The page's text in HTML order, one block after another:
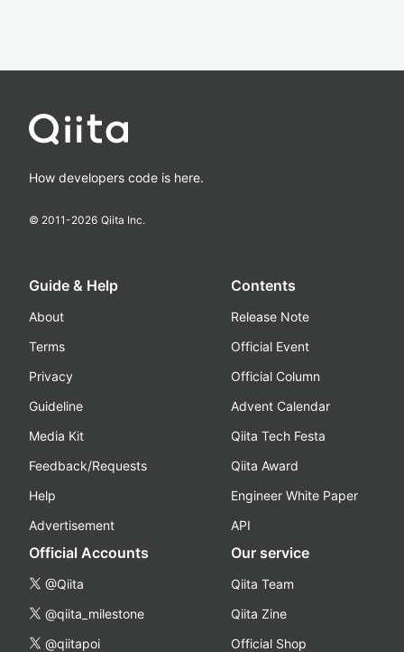
How developers code is here.
© 2011-2026 Qiita Inc.
Guide & Help
About
Terms
Privacy
Guideline
Media Kit
Feedback/Requests
Help
Advertisement
Contents
Release Note
Official Event
Official Column
Advent Calendar
Qiita Tech Festa
Qiita Award
Engineer White Paper
API
Official Accounts
@Qiita
@qiita_milestone
@qiitapoi
Our service
Qiita Team
Qiita Zine
Official Shop